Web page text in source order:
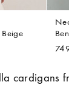
cardigans